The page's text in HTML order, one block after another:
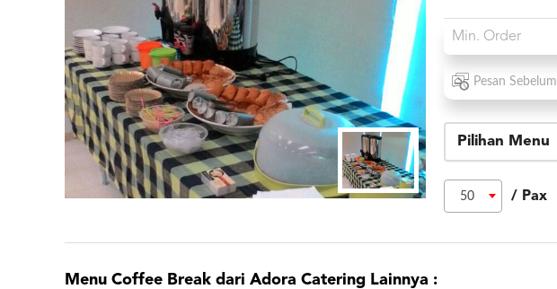
Min. Order
Pesan Sebelum
Pilihan Menu
50 / Pax
Menu Coffee Break dari Adora Catering Lainnya :